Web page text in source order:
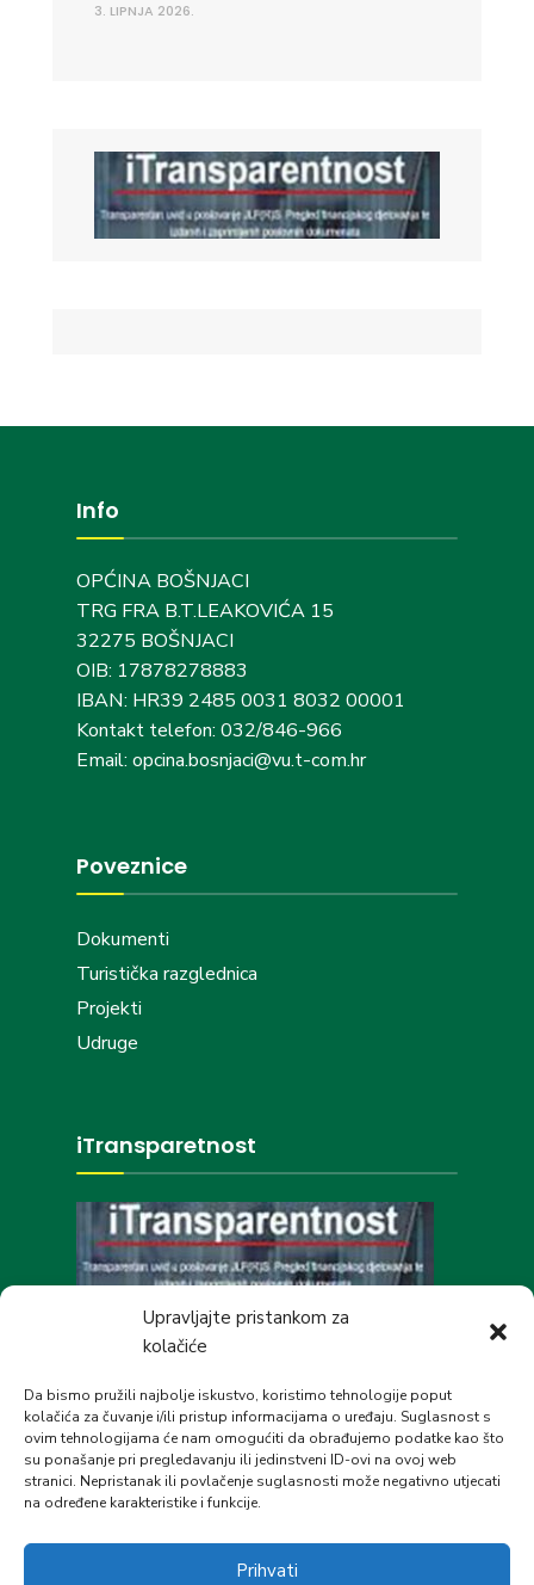
Upravljajte pristankom za
kolačiće
Da bismo pružili najbolje iskustvo, koristimo tehnologije poput
kolačića za čuvanje i/ili pristup informacijama o uređaju. Suglasnost s
ovim tehnologijama će nam omogućiti da obrađujemo podatke kao što
su ponašanje pri pregledavanju ili jedinstveni ID-ovi na ovoj web
stranici. Nepristanak ili povlačenje suglasnosti može negativno utjecati
na određene karakteristike i funkcije.
Prihvati
3. LIPNJA 2026.
Info
OPĆINA BOŠNJACI
TRG FRA B.T.LEAKOVIĆA 15
32275 BOŠNJACI
OIB: 17878278883
IBAN: HR39 2485 0031 8032 00001
Kontakt telefon: 032/846-966
Email: opcina.bosnjaci@vu.t-com.hr
Poveznice
Dokumenti
Turistička razglednica
Projekti
Udruge
iTransparetnost
Društvene mreže